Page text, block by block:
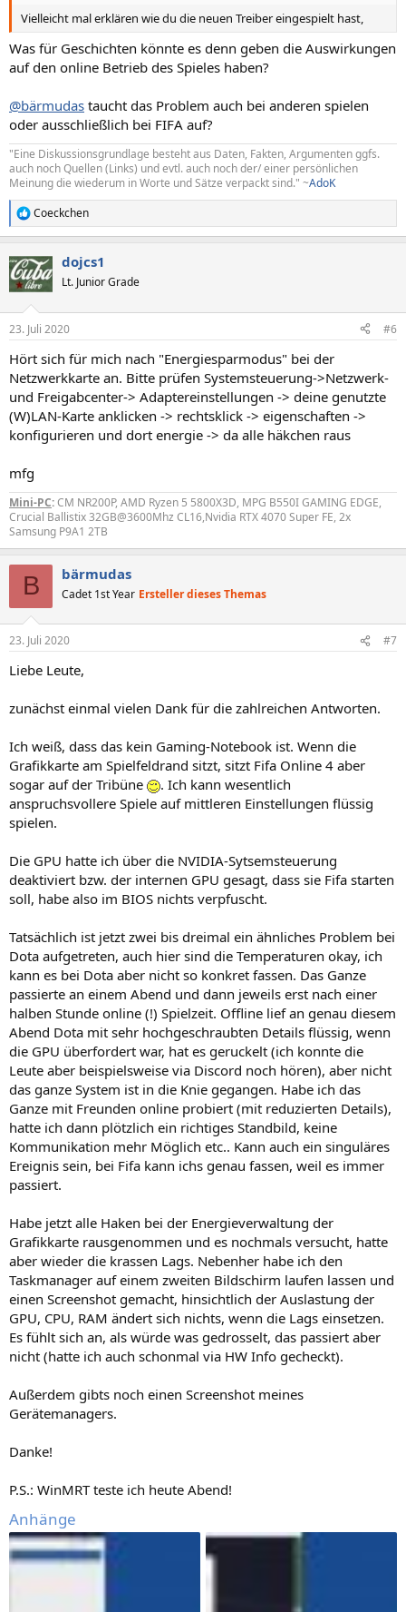
Vielleicht mal erklären wie du die neuen Treiber eingespielt hast,
Was für Geschichten könnte es denn geben die Auswirkungen
auf den online Betrieb des Spieles haben?
@bärmudas taucht das Problem auch bei anderen spielen
oder ausschließlich bei FIFA auf?
"Eine Diskussionsgrundlage besteht aus Daten, Fakten, Argumenten ggfs.
auch noch Quellen (Links) und evtl. auch noch der/ einer persönlichen
Meinung die wiederum in Worte und Sätze verpackt sind." ~AdoK
R
e
k
t
i
e
:
Coeckchen
dojcs1
Lt. Junior Grade
23. Juli 2020 #6
Hört sich für mich nach "Energiesparmodus" bei der
Netzwerkkarte an. Bitte prüfen Systemsteuerung->Netzwerk-
und Freigabcenter-> Adaptereinstellungen -> deine genutzte
(W)LAN-Karte anklicken -> rechtsklick -> eigenschaften ->
konfigurieren und dort energie -> da alle häkchen raus
mfg
Mini-PC:CM NR200P, AMD Ryzen 5 5800X3D, MPG B550I GAMING EDGE,
Crucial Ballistix 32GB@3600Mhz CL16,Nvidia RTX 4070 Super FE, 2x
Samsung P9A1 2TB
B bärmudas
Cadet 1st Year Ersteller dieses Themas
23. Juli 2020 #7
Liebe Leute,
zunächst einmal vielen Dank für die zahlreichen Antworten.
Ich weiß, dass das kein Gaming-Notebook ist. Wenn die
Grafikkarte am Spielfeldrand sitzt, sitzt Fifa Online 4 aber
sogar auf der Tribüne
. Ich kann wesentlich
anspruchsvollere Spiele auf mittleren Einstellungen flüssig
spielen.
Die GPU hatte ich über die NVIDIA-Sytsemsteuerung
deaktiviert bzw. der internen GPU gesagt, dass sie Fifa starten
soll, habe also im BIOS nichts verpfuscht.
Tatsächlich ist jetzt zwei bis dreimal ein ähnliches Problem bei
Dota aufgetreten, auch hier sind die Temperaturen okay, ich
kann es bei Dota aber nicht so konkret fassen. Das Ganze
passierte an einem Abend und dann jeweils erst nach einer
halben Stunde online (!) Spielzeit. Offline lief an genau diesem
Abend Dota mit sehr hochgeschraubten Details flüssig, wenn
die GPU überfordert war, hat es geruckelt (ich konnte die
Leute aber beispielsweise via Discord noch hören), aber nicht
das ganze System ist in die Knie gegangen. Habe ich das
Ganze mit Freunden online probiert (mit reduzierten Details),
hatte ich dann plötzlich ein richtiges Standbild, keine
Kommunikation mehr Möglich etc.. Kann auch ein singuläres
Ereignis sein, bei Fifa kann ichs genau fassen, weil es immer
passiert.
Habe jetzt alle Haken bei der Energieverwaltung der
Grafikkarte rausgenommen und es nochmals versucht, hatte
aber wieder die krassen Lags. Nebenher habe ich den
Taskmanager auf einem zweiten Bildschirm laufen lassen und
einen Screenshot gemacht, hinsichtlich der Auslastung der
GPU, CPU, RAM ändert sich nichts, wenn die Lags einsetzen.
Es fühlt sich an, als würde was gedrosselt, das passiert aber
nicht (hatte ich auch schonmal via HW Info gecheckt).
Außerdem gibts noch einen Screenshot meines
Gerätemanagers.
Danke!
P.S.: WinMRT teste ich heute Abend!
Anhänge